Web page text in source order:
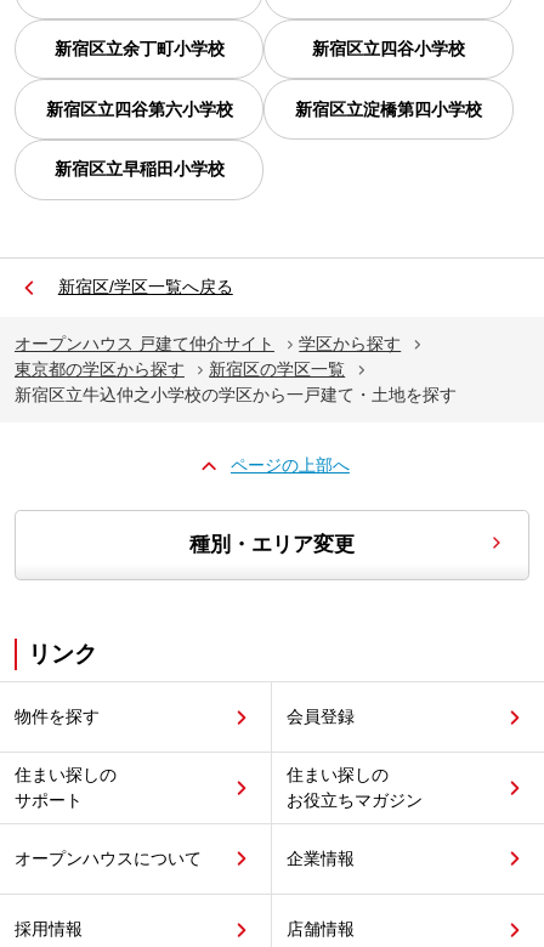
新宿区立余丁町小学校 新宿区立四谷小学校
新宿区立四谷第六小学校 新宿区立淀橋第四小学校
新宿区立早稲田小学校
新宿区/学区一覧へ戻る
オープンハウス 戸建て仲介サイト
学区から探す
東京都の学区から探す
新宿区の学区一覧
新宿区立牛込仲之小学校の学区から一戸建て・土地を探す
ページの上部へ
種別・エリア変更
リンク
物件を探す 会員登録
住まい探しの
サポート
住まい探しの
お役立ちマガジン
オープンハウスについて 企業情報
採用情報 店舗情報